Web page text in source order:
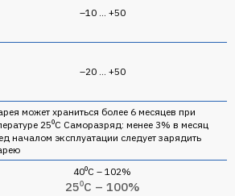
–10 … +50
–20 … +50
может храниться более 6 месяцев при
25⁰С Саморазряд: менее 3% в месяц
началом эксплуатации следует зарядить
40⁰С – 102%
25⁰С – 100%